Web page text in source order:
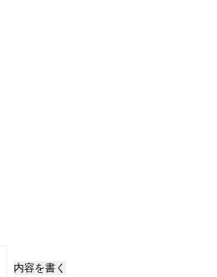
内容を書く